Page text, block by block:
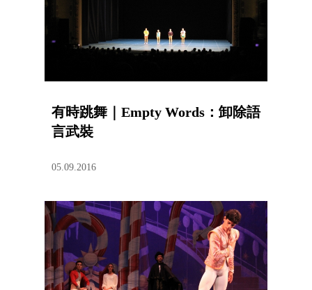
有時跳舞｜Empty Words：卸除語
言武裝
05.09.2016